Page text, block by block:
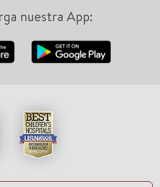
nuestra App: